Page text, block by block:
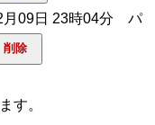
09日 23時04分
パ
す。